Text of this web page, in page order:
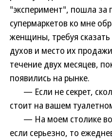
"эксперимент", пошла за
супермаркетов ко мне
женщины, требуя
духов и место их
течение двух месяцев,
появились на рынке.
— Если не секрет,
стоит на вашем
— На моем столике
если серьезно, то